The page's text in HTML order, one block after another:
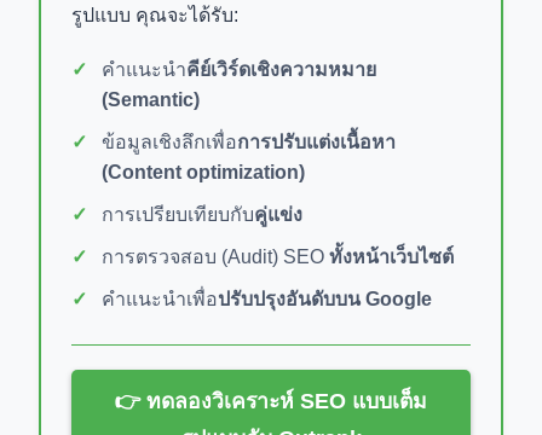
รูปแบบ คุณจะได้รับ:
คำแนะนำคีย์เวิร์ดเชิงความหมาย
(Semantic)
ข้อมูลเชิงลึกเพื่อการปรับแต่งเนื้อหา
(Content optimization)
การเปรียบเทียบกับคู่แข่ง
การตรวจสอบ (Audit) SEO ทั้งหน้าเว็บไซต์
คำแนะนำเพื่อปรับปรุงอันดับบน Google
👉 ทดลองวิเคราะห์ SEO แบบเต็ม